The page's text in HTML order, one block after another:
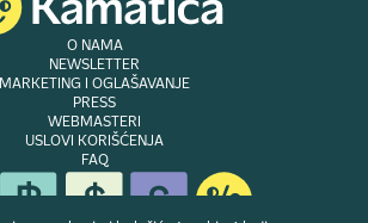
O NAMA
NEWSLETTER
MARKETING I OGLAŠAVANJE
PRESS
WEBMASTERI
USLOVI KORIŠĆENJA
FAQ